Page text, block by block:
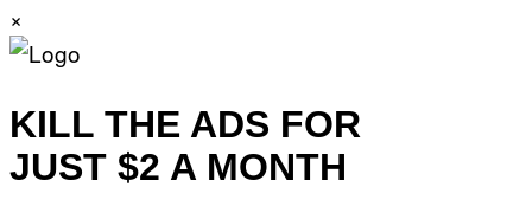
×
KILL THE ADS FOR
JUST $2 A MONTH